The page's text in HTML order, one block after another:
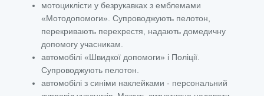
мотоциклісти у безрукавках з емблемами
«Мотодопомоги». Супроводжують пелотон,
перекривають перехрестя, надають домедичну
допомогу учасникам.
автомобілі «Швидкої допомоги» і Поліції.
Супроводжують пелотон.
автомобілі з синіми наклейками - персональний